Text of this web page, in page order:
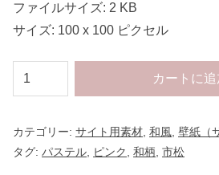
ファイルサイズ: 2 KB
サイズ: 100 x 100 ピクセル
サ
イ
壁
紙
カートに追
カテゴリー: サイト用素材 和風 壁紙（
タグ: パステル ピンク 和柄 市松